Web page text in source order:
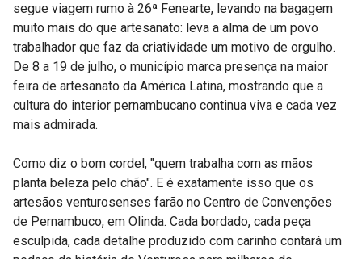
segue viagem rumo à 26ª Fenearte, levando na bagagem
muito mais do que artesanato: leva a alma de um povo
trabalhador que faz da criatividade um motivo de orgulho.
De 8 a 19 de julho, o município marca presença na maior
feira de artesanato da América Latina, mostrando que a
cultura do interior pernambucano continua viva e cada vez
mais admirada.
Como diz o bom cordel, "quem trabalha com as mãos
planta beleza pelo chão". E é exatamente isso que os
artesãos venturosenses farão no Centro de Convenções
de Pernambuco, em Olinda. Cada bordado, cada peça
esculpida, cada detalhe produzido com carinho contará um